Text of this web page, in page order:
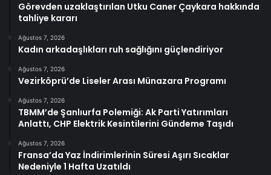
Görevden uzaklaştırılan Utku Caner Çaykara hakkında
tahliye kararı
Ağustos 7, 2026
Kadın arkadaşlıkları ruh sağlığını güçlendiriyor
Ağustos 7, 2026
Vezirköprü’de Liseler Arası Münazara Programı
Ağustos 7, 2026
TBMM’de Şanlıurfa Polemiği: Ak Parti Yatırımları
Anlattı, CHP Elektrik Kesintilerini Gündeme Taşıdı
Ağustos 7, 2026
Fransa’da Yaz İndirimlerinin Süresi Aşırı Sıcaklar
Nedeniyle 1 Hafta Uzatıldı